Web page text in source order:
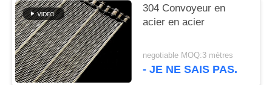
SITE
PRIVACY
POLICY
304 Convoyeur en
acier en acier
negotiable MOQ:3 mètres
- JE NE SAIS PAS.